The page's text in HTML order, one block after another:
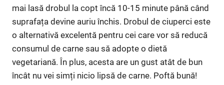
mai lasă drobul la copt încă 10-15 minute până când
suprafața devine auriu închis. Drobul de ciuperci este
o alternativă excelentă pentru cei care vor să reducă
consumul de carne sau să adopte o dietă
vegetariană. În plus, acesta are un gust atât de bun
încât nu vei simți nicio lipsă de carne. Poftă bună!